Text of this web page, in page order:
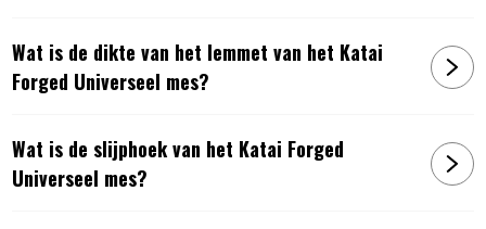
Wat is de dikte van het lemmet van het Katai
Forged Universeel mes?
Wat is de slijphoek van het Katai Forged
Universeel mes?